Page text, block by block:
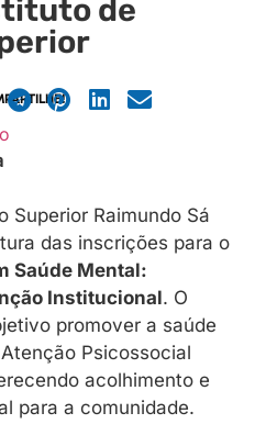
de
Superior Raimundo Sá
das inscrições para o
Saúde Mental:
Institucional. O
promover a saúde
Psicossocial
acolhimento e
para a comunidade.